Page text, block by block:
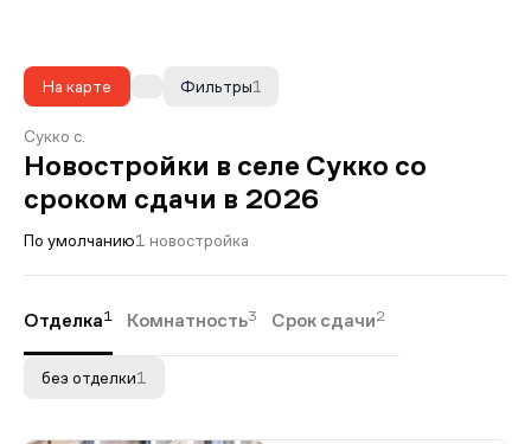
На карте 1
Фильтры
Сукко с.
Новостройки в селе Сукко со
сроком сдачи в 2026
По умолчанию1 новостройка
Отделка1 Комнатность3 Срок сдачи2
без отделки1